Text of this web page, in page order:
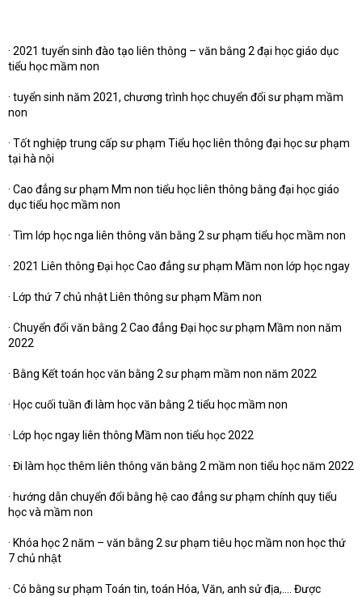
· 2021 tuyển sinh đào tạo liên thông – văn bằng 2 đại học giáo dục
tiểu học mầm non
· tuyển sinh năm 2021, chương trình học chuyển đổi sư phạm mầm
non
· Tốt nghiệp trung cấp sư phạm Tiểu học liên thông đại học sư phạm
tại hà nội
· Cao đẳng sư phạm Mm non tiểu học liên thông bằng đại học giáo
dục tiểu học mầm non
· Tìm lớp học nga liên thông văn bằng 2 sư phạm tiểu học mầm non
· 2021 Liên thông Đại học Cao đẳng sư phạm Mầm non lớp học ngay
· Lớp thứ 7 chủ nhật Liên thông sư phạm Mầm non
· Chuyển đổi văn bằng 2 Cao đẳng Đại học sư phạm Mầm non năm
2022
· Bằng Kết toán học văn bằng 2 sư phạm mầm non năm 2022
· Học cuối tuần đi làm học văn bằng 2 tiểu học mầm non
· Lớp học ngay liên thông Mầm non tiểu học 2022
· Đi làm học thêm liên thông văn bằng 2 mầm non tiểu học năm 2022
· hướng dẫn chuyển đổi bằng hệ cao đẳng sư phạm chính quy tiểu
học và mầm non
· Khóa học 2 năm – văn bằng 2 sư phạm tiêu học mầm non học thứ
7 chủ nhật
· Có bằng sư phạm Toán tin, toán Hóa, Văn, anh sử địa,…. Được